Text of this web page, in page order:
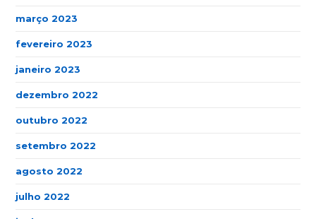
março 2023
fevereiro 2023
janeiro 2023
dezembro 2022
outubro 2022
setembro 2022
agosto 2022
julho 2022